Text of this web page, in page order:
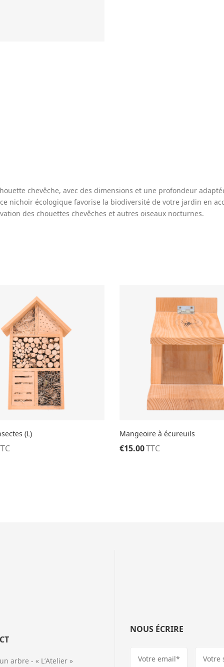
chevêche, avec des dimensions et une profondeur
nichoir écologique favorise la biodiversité de votre jardin en
des chouettes chevêches et autres oiseaux nocturnes.
(L)
AU PANIER
Mangeoire à écureuils
€15.00TTC
AJOUTER AU PANIER
arbre - « L’Atelier »
NOUS ÉCRIRE